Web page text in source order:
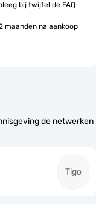
bij twijfel de FAQ-
maanden na aankoop
de netwerken
Tigo